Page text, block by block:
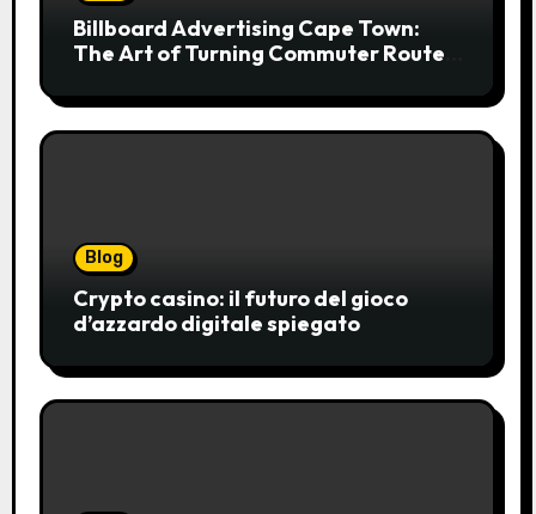
Billboard Advertising Cape Town:
The Art of Turning Commuter Routes
Blog
Crypto casino: il futuro del gioco
d’azzardo digitale spiegato